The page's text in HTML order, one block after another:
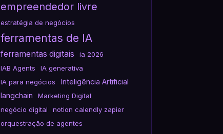
empreendedor livre
estratégia de negócios
ferramentas de IA
ferramentas digitais
ia 2026
IAB Agents
IA generativa
IA para negócios
Inteligência Artificial
langchain
Marketing Digital
negócio digital
notion calendly zapier
orquestração de agentes